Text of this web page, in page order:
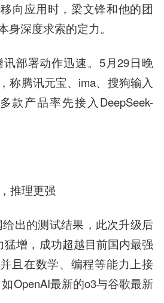
向应用时，梁文锋和他的团
身深度求索的定力。
部署动作迅速。5月29日晚
称腾讯元宝、ima、搜狗输入
款产品率先接入DeepSeek-
推理更强
给出的测试结果，此次升级后
猛增，成功超越目前国内最强
且在数学、编程等能力上接
OpenAI最新的o3与谷歌最新